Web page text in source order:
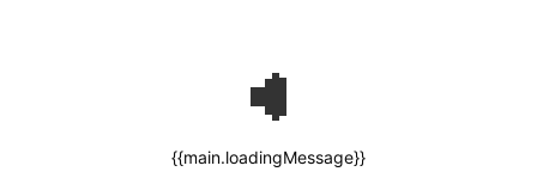
{{main.loadingMessage}}